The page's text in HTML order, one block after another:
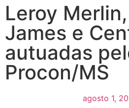
Leroy
James e
autuadas
Procon/MS
agosto 1,